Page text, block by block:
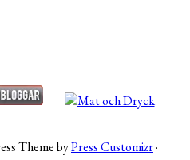
Theme byPress Customizr·